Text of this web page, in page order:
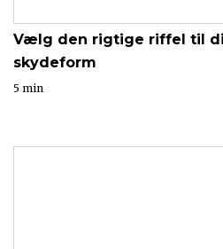
Vælg den rigtige riffel til
skydeform
5 min